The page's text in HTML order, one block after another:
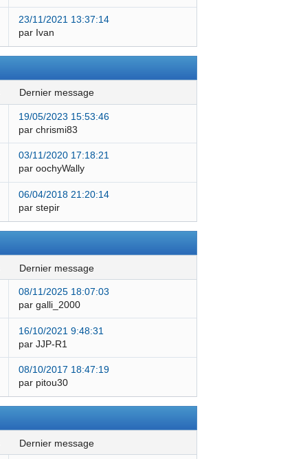
23/11/2021 13:37:14
par Ivan
dernier message
19/05/2023 15:53:46
par chrismi83
03/11/2020 17:18:21
par oochyWally
06/04/2018 21:20:14
par stepir
dernier message
08/11/2025 18:07:03
par galli_2000
16/10/2021 9:48:31
par JJP-R1
08/10/2017 18:47:19
par pitou30
dernier message